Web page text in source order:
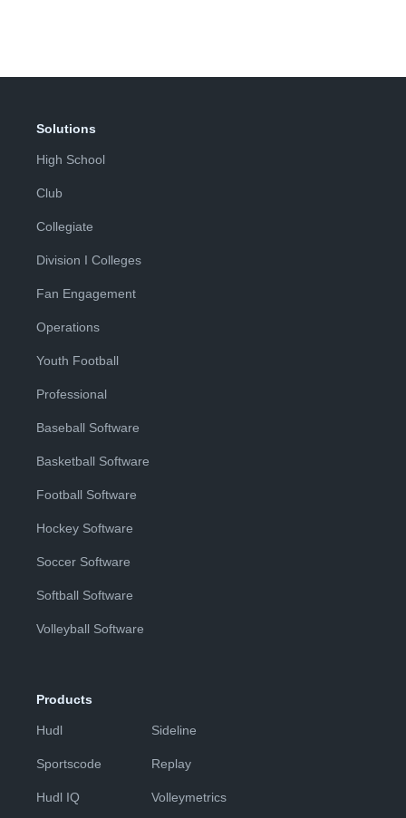
Solutions
High School
Club
Collegiate
Division I Colleges
Fan Engagement
Operations
Youth Football
Professional
Baseball Software
Basketball Software
Football Software
Hockey Software
Soccer Software
Softball Software
Volleyball Software
Products
Hudl
Sportscode
Hudl IQ
Sideline
Replay
Volleymetrics